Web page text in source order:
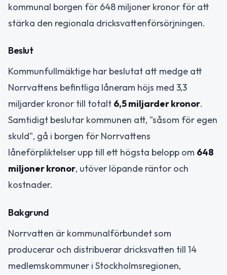
kommunal borgen för 648 miljoner kronor för att
stärka den regionala dricksvattenförsörjningen.
Beslut
Kommunfullmäktige har beslutat att medge att
Norrvattens befintliga låneram höjs med 3,3
miljarder kronor till totalt 6,5 miljarder kronor.
Samtidigt beslutar kommunen att, "såsom för egen
skuld", gå i borgen för Norrvattens
låneförpliktelser upp till ett högsta belopp om 648
miljoner kronor, utöver löpande räntor och
kostnader.
Bakgrund
Norrvatten är kommunalförbundet som
producerar och distribuerar dricksvatten till 14
medlemskommuner i Stockholmsregionen,